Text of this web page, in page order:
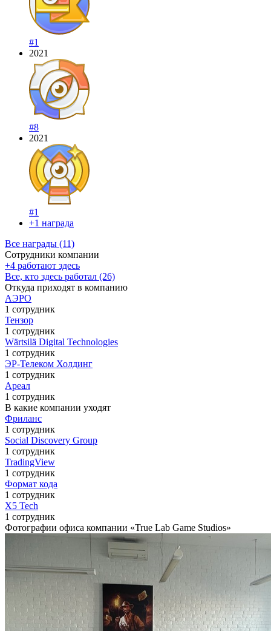
#1
2021
#8
2021
#1
+1 награда
Все награды (11)
Сотрудники компании
+4 работают здесь
Все, кто здесь работал (26)
Откуда приходят в компанию
AЭРО
1 сотрудник
Тензор
1 сотрудник
Wärtsilä Digital Technologies
1 сотрудник
ЭР-Телеком Холдинг
1 сотрудник
Ареал
1 сотрудник
В какие компании уходят
Фриланс
1 сотрудник
Social Discovery Group
1 сотрудник
TradingView
1 сотрудник
Формат кода
1 сотрудник
X5 Tech
1 сотрудник
Фотографии офиса компании «True Lab Game Studios»